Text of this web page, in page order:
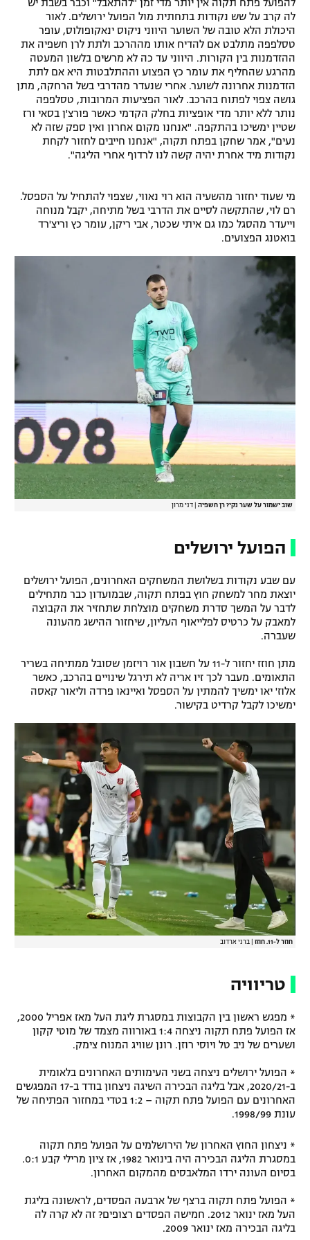
רשיון להקרנה פומבית לבית עסק
הצטרפות לחבילת הערוצים
לוח דרושים – ג'ובנט
תגיות
המגזין
להפועל פתח תקוה אין יותר מדי זמן "להתאבל" וכבר בשבת יש
לה קרב על שש נקודות בתחתית מול הפועל ירושלים. לאור
היכולת הלא טובה של השוער היווני ניקוס ינאקופולוס, עופר
טסלפפה מתלבט אם להדיח אותו מההרכב ולתת לרן חשפיה את
ההזדמנות בין הקורות. היווני עד כה לא מרשים בלשון המעטה
מהרגע שהחליף את עומר כץ הפצוע וההתלבטות היא אם לתת
הזדמנות אחרונה לשוער. אחרי שנעדר מהדרבי בשל הרחקה, מתן
גושה צפוי לפתוח בהרכב. לאור הפציעות המרובות, טסלפפה
נותר ללא יותר מדי אופציות בחלק הקדמי כאשר פורצ'ן בסאי ורז
שטיין ימשיכו בהתקפה. "אנחנו מקום אחרון ואין ספק שזה לא
נעים", אמר שחקן בפתח תקוה, "אנחנו חייבים לחזור לקחת
נקודות מיד אחרת יהיה קשה לנו לרדוף אחרי הליגה".
מי שעוד יחזור מהשעיה הוא רוי נאווי, שצפוי להתחיל על הספסל.
רם לוי, שהתקשה לסיים את הדרבי בשל מתיחה, יקבל מנוחה
וייעדר מהסגל כמו גם איתי שכטר, אבי ריקן, עומר כץ וריצ'רד
בואטנג הפצועים.
שוב ישמור על שער נקי? רן חשפיה דני מרון
הפועל ירושלים
עם שבע נקודות בשלושת המשחקים האחרונים, הפועל ירושלים
יוצאת מחר למשחק חוץ בפתח תקוה, שבמועדון כבר מתחילים
לדבר על המשך סדרת משחקים מוצלחת שתחזיר את הקבוצה
למאבק על כרטיס לפלייאוף העליון, שיחזור ההישג מהעונה
שעברה.
מתן חוזז יחזור ל-11 על חשבון אור רויזמן שסובל ממתיחה בשריר
התאומים. מעבר לכך זיו אריה לא תירגל שינויים בהרכב, כאשר
אלוז' יאו ימשיך להמתין על הספסל ואיינאו פרדה וליאור קאסה
ימשיכו לקבל קרדיט בקישור.
חוזר ל-11. חוזז ברני ארדוב
טריוויה
* מפגש ראשון בין הקבוצות במסגרת ליגת העל מאז אפריל 2000,
אז הפועל פתח תקוה ניצחה 1:4 באורווה מצמד של מוטי קקון
ושערים של ניב טל ויוסי רוזן. רונן שוויג המנוח צימק.
* הפועל ירושלים ניצחה בשני העימותים האחרונים בלאומית
ב-2020/21, אבל בליגה הבכירה השיגה ניצחון בודד ב-17 המפגשים
האחרונים עם הפועל פתח תקוה – 1:2 בטדי במחזור הפתיחה של
עונת 1998/99.
* ניצחון החוץ האחרון של הירושלמים על הפועל פתח תקוה
במסגרת הליגה הבכירה היה בינואר 1982, אז ציון מרילי קבע 0:1.
בסיום העונה ירדו המלאבסים מהמקום האחרון.
* הפועל פתח תקוה ברצף של ארבעה הפסדים, לראשונה בליגת
העל מאז ינואר 2012. חמישה הפסדים רצופים? זה לא קרה לה
בליגה הבכירה מאז ינואר 2009.